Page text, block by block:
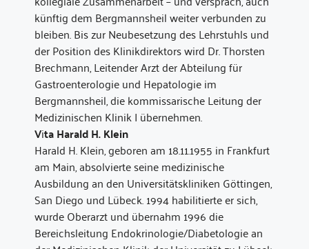
künftig dem Bergmannsheil weiter verbunden zu
bleiben. Bis zur Neubesetzung des Lehrstuhls und
der Position des Klinikdirektors wird Dr. Thorsten
Brechmann, Leitender Arzt der Abteilung für
Gastroenterologie und Hepatologie im
Bergmannsheil, die kommissarische Leitung der
Medizinischen Klinik I übernehmen.
Vita Harald H. Klein
Harald H. Klein, geboren am 18.11.1955 in Frankfurt
am Main, absolvierte seine medizinische
Ausbildung an den Universitätskliniken Göttingen,
San Diego und Lübeck. 1994 habilitierte er sich,
wurde Oberarzt und übernahm 1996 die
Bereichsleitung Endokrinologie/Diabetologie an